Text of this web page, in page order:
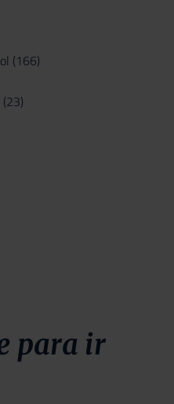
(166)
(23)
para ir